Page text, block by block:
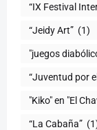
“IX Festival
“Jeidy Art” (1)
"juegos
“Juventud por
"Kiko" en "El
“La Cabaña”